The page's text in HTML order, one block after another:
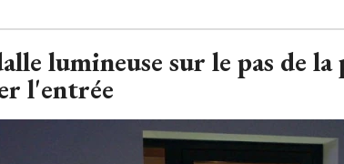
lumineuse sur le pas de
l'entrée